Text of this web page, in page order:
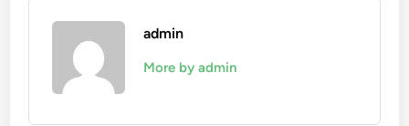
admin
More by admin